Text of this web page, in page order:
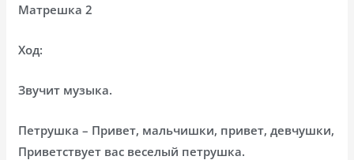
Матрешка 2
Ход:
Звучит музыка.
Петрушка – Привет, мальчишки, привет, девчушки,
Приветствует вас веселый петрушка.